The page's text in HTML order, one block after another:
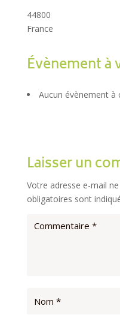
44800
France
Évènement à
Aucun évènement à
Laisser un
Votre adresse e-mail
obligatoires sont